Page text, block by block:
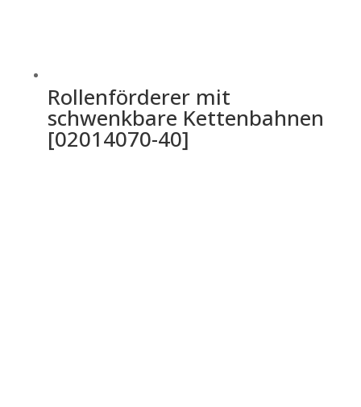
Rollenförderer mit
schwenkbare Kettenbahnen
[02014070-40]